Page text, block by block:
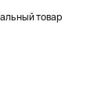
товар